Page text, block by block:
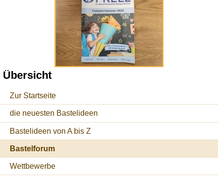
Übersicht
Zur Startseite
die neuesten Bastelideen
Bastelideen von A bis Z
Bastelforum
Wettbewerbe